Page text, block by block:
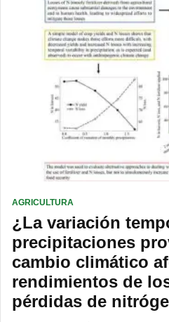
AGRICULTURA
¿La variación
precipitaciones
cambio climático
rendimientos de
pérdidas de